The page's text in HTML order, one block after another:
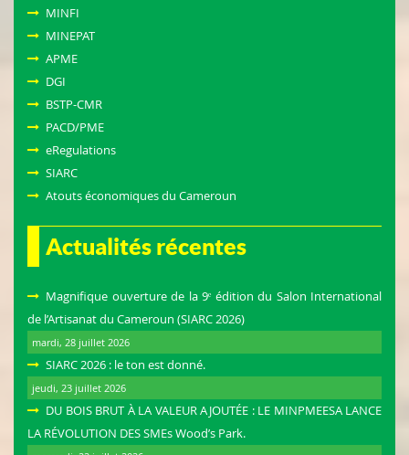
MINFI
MINEPAT
APME
DGI
BSTP-CMR
PACD/PME
eRegulations
SIARC
Atouts économiques du Cameroun
Actualités récentes
Magnifique ouverture de la 9ᵉ édition du Salon International
de l’Artisanat du Cameroun (SIARC 2026)
mardi, 28 juillet 2026
SIARC 2026 : le ton est donné.
jeudi, 23 juillet 2026
DU BOIS BRUT À LA VALEUR AJOUTÉE : LE MINPMEESA LANCE
LA RÉVOLUTION DES SMEs Wood’s Park.